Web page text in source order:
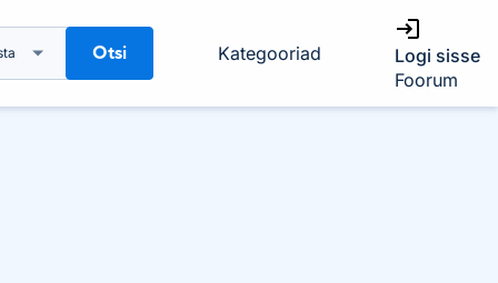
Otsi Kategooriad
Logi sisse
Foorum